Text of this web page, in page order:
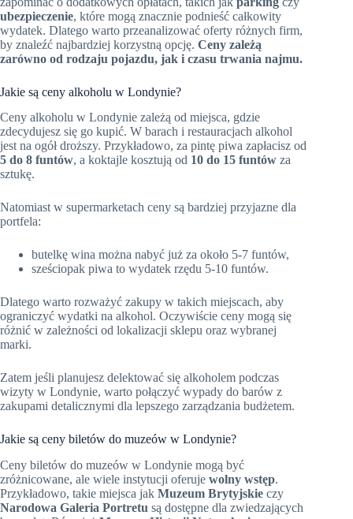
ubezpieczenie, które mogą znacznie podnieść całkowity
wydatek. Dlatego warto przeanalizować oferty różnych firm,
by znaleźć najbardziej korzystną opcję. Ceny zależą
zarówno od rodzaju pojazdu, jak i czasu trwania najmu.
Jakie są ceny alkoholu w Londynie?
Ceny alkoholu w Londynie zależą od miejsca, gdzie
zdecydujesz się go kupić. W barach i restauracjach alkohol
jest na ogół droższy. Przykładowo, za pintę piwa zapłacisz od
5 do 8 funtów, a koktajle kosztują od 10 do 15 funtów za
sztukę.
Natomiast w supermarketach ceny są bardziej przyjazne dla
portfela:
butelkę wina można nabyć już za około 5-7 funtów,
sześciopak piwa to wydatek rzędu 5-10 funtów.
Dlatego warto rozważyć zakupy w takich miejscach, aby
ograniczyć wydatki na alkohol. Oczywiście ceny mogą się
różnić w zależności od lokalizacji sklepu oraz wybranej
marki.
Zatem jeśli planujesz delektować się alkoholem podczas
wizyty w Londynie, warto połączyć wypady do barów z
zakupami detalicznymi dla lepszego zarządzania budżetem.
Jakie są ceny biletów do muzeów w Londynie?
Ceny biletów do muzeów w Londynie mogą być
zróżnicowane, ale wiele instytucji oferuje wolny wstęp.
Przykładowo, takie miejsca jak Muzeum Brytyjskie czy
Narodowa Galeria Portretu są dostępne dla zwiedzających